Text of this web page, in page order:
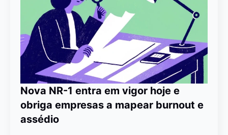
Nova NR-1 entra em vigor hoje e
obriga empresas a mapear burnout e
assédio